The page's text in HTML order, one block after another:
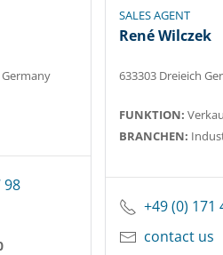
Germany
98
SALES AGENT
René Wilczek
633303 Dreieich
FUNKTION:
BRANCHEN:
+49 (0) 171
contact us